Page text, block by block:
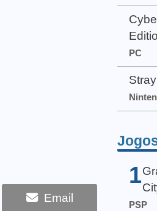
Email
PC
Stray
1
PSP